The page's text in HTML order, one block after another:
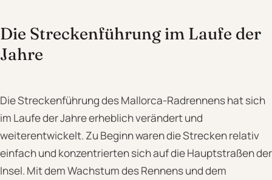
Die Streckenführung im Laufe der
Jahre
Die Streckenführung des Mallorca-Radrennens hat sich
im Laufe der Jahre erheblich verändert und
weiterentwickelt. Zu Beginn waren die Strecken relativ
einfach und konzentrierten sich auf die Hauptstraßen der
Insel. Mit dem Wachstum des Rennens und dem